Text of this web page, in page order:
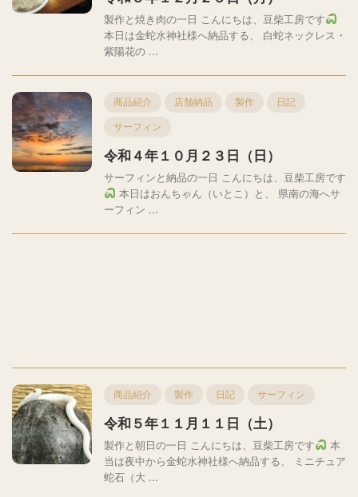
製作と焼き肉の一日 こんにちは、豆柴工房です
本日は金蛇水神社様へ納品する、 白蛇ネックレス・
紫陽花の ...
商品紹介 店舗納品 製作 日記
サーフィン
令和４年１０月２３日（日）
サーフィンと納品の一日 こんにちは、豆柴工房です
本日はおんちゃん（いとこ）と、 県南の海へサ
ーフィン ...
商品紹介 製作 日記 サーフィン
令和５年１１月１１日（土）
製作と朝日の一日 こんにちは、豆柴工房です
本
当は夜中から金蛇水神社様へ納品する、 ミニチュア
蛇石（大 ...